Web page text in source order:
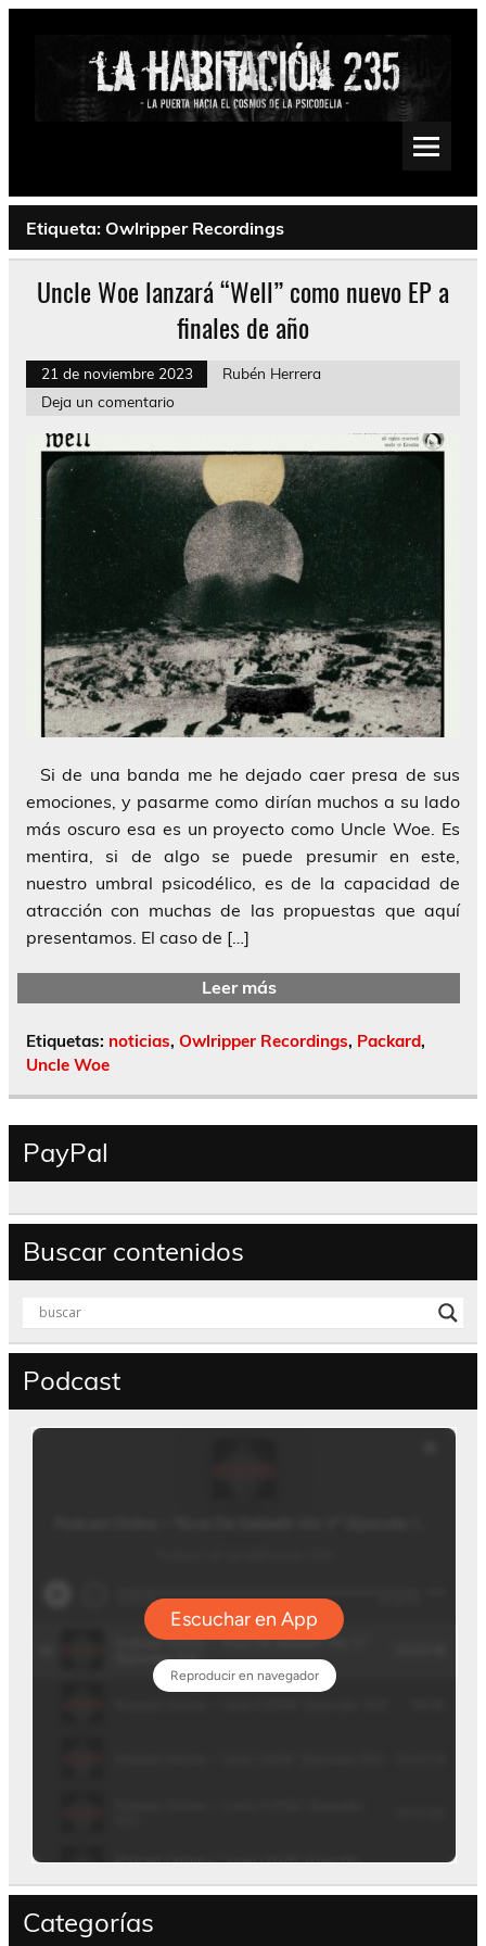
Saltar
Psychedelic, Stoner, Doom, Sludge, Fuzz, Space, Drone
Etiqueta: Owlripper Recordings
Uncle Woe lanzará “Well” como nuevo EP a
finales de año
21 de noviembre 2023
Rubén Herrera
Deja un comentario
Si de una banda me he dejado caer presa de sus
emociones, y pasarme como dirían muchos a su lado
más oscuro esa es un proyecto como Uncle Woe. Es
mentira, si de algo se puede presumir en este,
nuestro umbral psicodélico, es de la capacidad de
atracción con muchas de las propuestas que aquí
presentamos. El caso de […]
Leer más
Etiquetas: noticias, Owlripper Recordings, Packard,
Uncle Woe
PayPal
Buscar contenidos
Podcast
Categorías